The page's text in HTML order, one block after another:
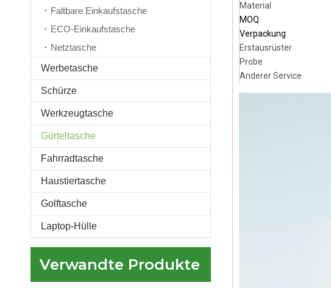
Faltbare Einkaufstasche
ECO-Einkaufstasche
Netztasche
Werbetasche
Schürze
Werkzeugtasche
Gürteltasche
Fahrradtasche
Haustiertasche
Golftasche
Laptop-Hülle
Verwandte Produkte
Material
MOQ
Verpackung
Erstausrüster
Probe
Anderer Service